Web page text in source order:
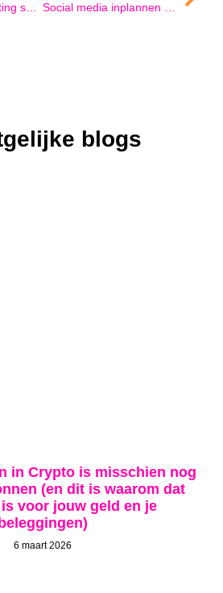
Welk E-mailmarketing systeem moet ik kiezen? En waarom?
Social media inplannen met Hootsuite
blogs
in Crypto is misschien nog
(en dit is waarom dat
voor jouw geld en je
beleggingen)
6 maart 2026